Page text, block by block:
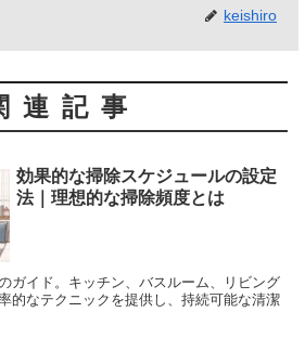
keishiro
連記事
効果的な掃除スケジュールの設定
法｜理想的な掃除頻度とは
ガイド。キッチン、バスルーム、リビング
的なテクニックを提供し、持続可能な清潔